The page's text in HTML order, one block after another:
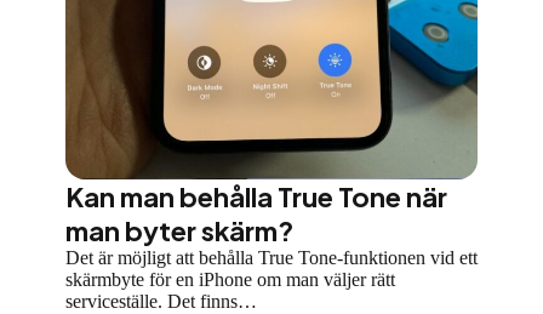
Kan man behålla True Tone när
man byter skärm?
Det är möjligt att behålla True Tone-funktionen vid ett
skärmbyte för en iPhone om man väljer rätt
serviceställe. Det finns…